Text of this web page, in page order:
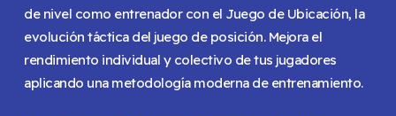
de nivel como entrenador con el Juego de Ubicación, la
evolución táctica del juego de posición. Mejora el
rendimiento individual y colectivo de tus jugadores
aplicando una metodología moderna de entrenamiento.